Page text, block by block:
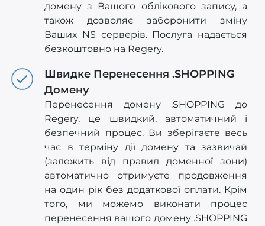
домену з Вашого облікового запису, а
також дозволяє заборонити зміну
Ваших NS серверів. Послуга надається
безкоштовно на Regery.
Швидке Перенесення .SHOPPING
Домену
Перенесення домену .SHOPPING до
Regery, це швидкий, автоматичний і
безпечний процес. Ви зберігаєте весь
час в терміну дії домену та зазвичай
(залежить від правил доменної зони)
автоматично отримуєте продовження
на один рік без додаткової оплати. Крім
того, ми можемо виконати процес
перенесення вашого домену .SHOPPING